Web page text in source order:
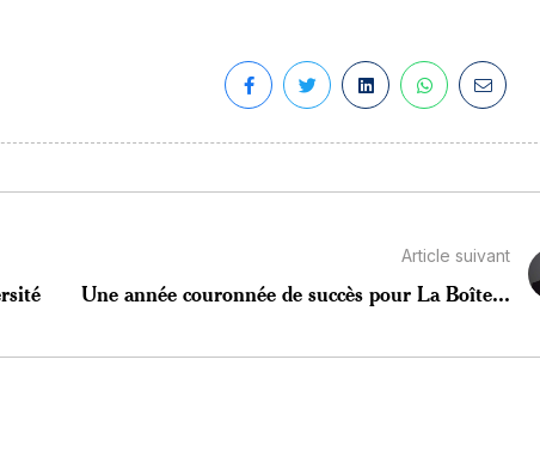
Article suivant
Une année couronnée de succès pour La Boîte...